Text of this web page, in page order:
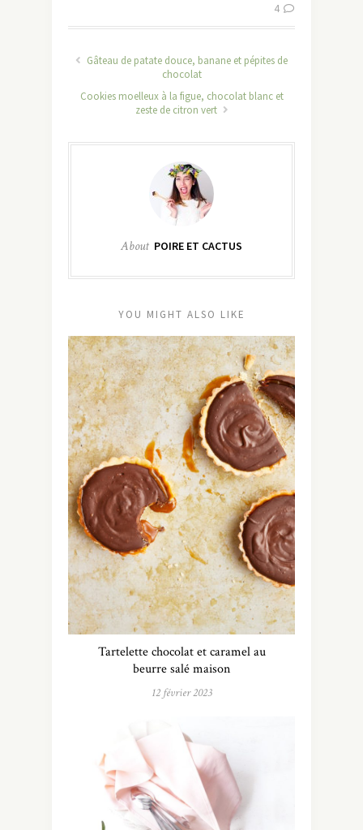
4
Gâteau de patate douce, banane et pépites de
chocolat
Cookies moelleux à la figue, chocolat blanc et
zeste de citron vert
About POIRE ET CACTUS
YOU MIGHT ALSO LIKE
Tartelette chocolat et caramel au
beurre salé maison
12 février 2023